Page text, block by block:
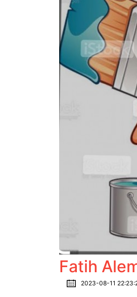
Fatih
2023-08-11